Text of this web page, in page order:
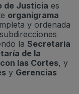
de Justicia es
organigrama
y ordenada
la Secretaría
de la
las Cortes, y
y Gerencias